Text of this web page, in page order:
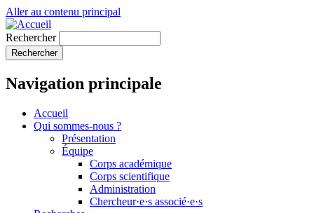
Aller au contenu principal
Rechercher
Navigation principale
Accueil
Qui sommes-nous ?
Présentation
Équipe
Corps académique
Corps scientifique
Administration
Chercheur·e·s associé·e·s